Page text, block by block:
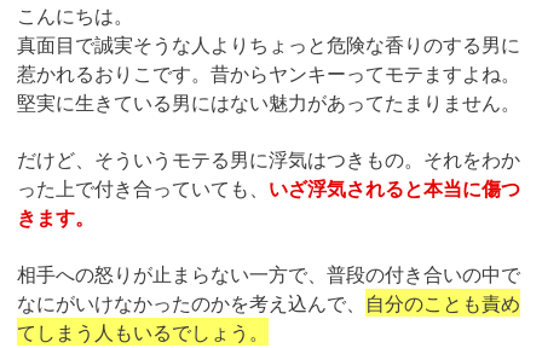
こんにちは。
真面目で誠実そうな人よりちょっと危険な香りのする男に
惹かれるおりこです。昔からヤンキーってモテますよね。
堅実に生きている男にはない魅力があってたまりません。
だけど、そういうモテる男に浮気はつきもの。それをわか
った上で付き合っていても、 いざ浮気されると本当に傷つ
きます。
相手への怒りが止まらない一方で、普段の付き合いの中で
なにがいけなかったのかを考え込んで、 自分のことも責め
てしまう人もいるでしょう。